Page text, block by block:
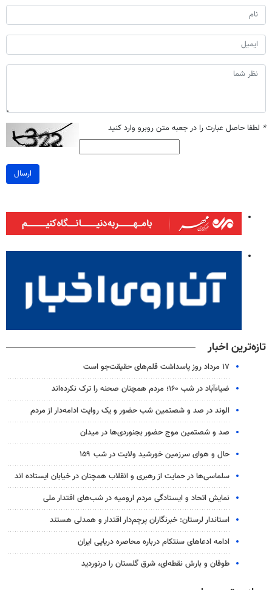
* لطفا حاصل عبارت را در جعبه متن روبرو وارد کنید
ارسال
تازه‌ترین اخبار
۱۷ مرداد روز پاسداشت قلم‌های حقیقت‌جو است
ضیاء‌آباد در شب ۱۶۰؛ مردم همچنان صحنه را ترک نکرده‌اند
الوند در صد و شصتمین شب حضور و یک روایت ادامه‌دار از مردم
صد و شصتمین موج حضور بجنوردی‌ها در میدان
حال و هوای سرزمین خورشید ولایت در شب ۱۵۹
سلماسی‌ها در حمایت از رهبری و انقلاب همچنان در خیابان ایستاده اند
نمایش اتحاد و ایستادگی مردم ارومیه در شب‌های اقتدار ملی
استاندار لرستان: خبرنگاران پرچم‌دار اقتدار و همدلی هستند
ادامه ادعاهای سنتکام درباره محاصره دریایی ایران
طوفان و بارش نقطه‌ای، شرق گلستان را درنوردید